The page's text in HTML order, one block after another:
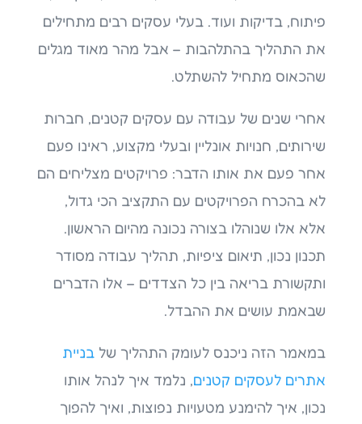
פיתוח, בדיקות ועוד. בעלי עסקים רבים מתחילים
את התהליך בהתלהבות – אבל מהר מאוד מגלים
שהכאוס מתחיל להשתלט.
אחרי שנים של עבודה עם עסקים קטנים, חברות
שירותים, חנויות אונליין ובעלי מקצוע, ראינו פעם
אחר פעם את אותו הדבר: פרויקטים מצליחים הם
לא בהכרח הפרויקטים עם התקציב הכי גדול,
אלא אלו שנוהלו בצורה נכונה מהיום הראשון.
תכנון נכון, תיאום ציפיות, תהליך עבודה מסודר
ותקשורת בריאה בין כל הצדדים – אלו הדברים
שבאמת עושים את ההבדל.
במאמר הזה ניכנס לעומק התהליך של בניית
אתרים לעסקים קטנים, נלמד איך לנהל אותו
נכון, איך להימנע מטעויות נפוצות, ואיך להפוך